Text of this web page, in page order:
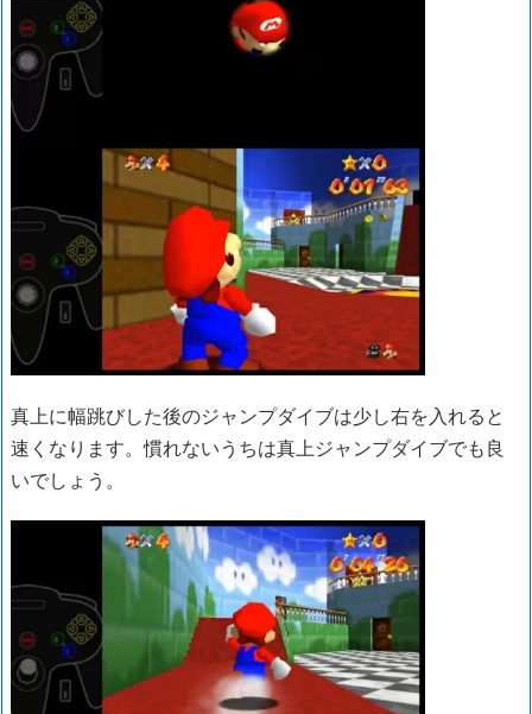
真上に幅跳びした後のジャンプダイブは少し右を入れると
速くなります。慣れないうちは真上ジャンプダイブでも良
いでしょう。